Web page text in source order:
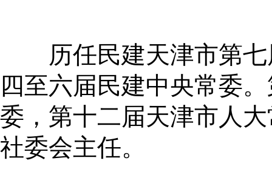
历任民建天津市第七
四至六届民建中央常委
委，第十二届天津市人
社委会主任。